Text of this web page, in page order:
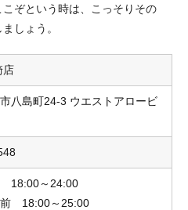
ぞという時は、こっそりその
しょう。
店
八島町24-3 ウエストアロービ
～24:00
前 18:00～25:00